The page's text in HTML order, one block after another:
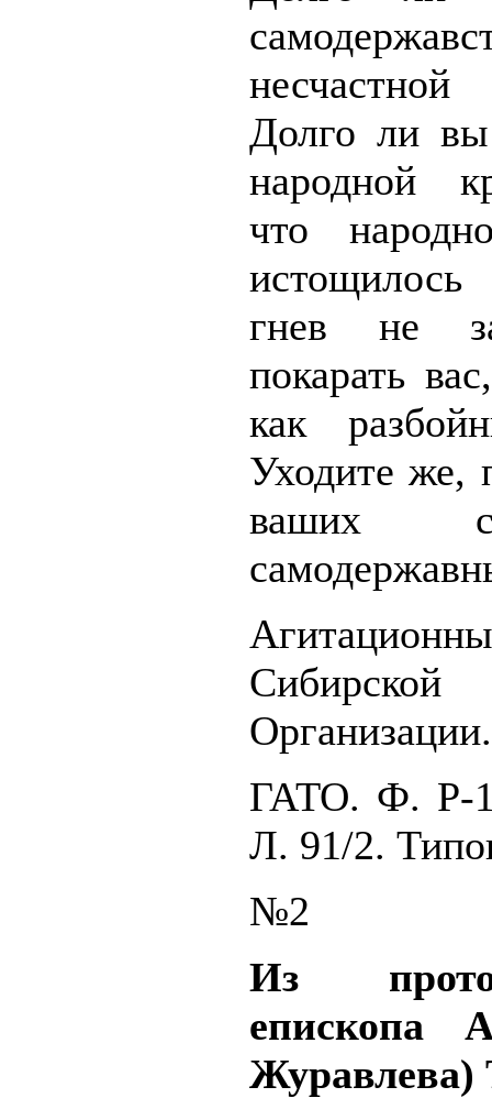
Долго ли вы
народной
что
гнев не
покарать
как
Уходите же,
ваших
Организации.
ГАТО. Ф. Р-
Л. 91/2.
№2
Из
епископа
Журавлева)